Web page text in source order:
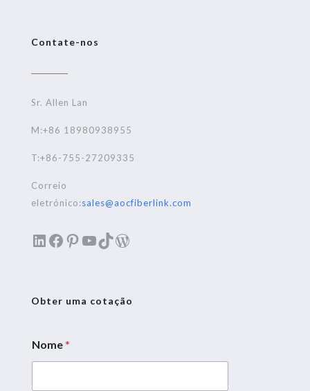
Contate-nos
Sr. Allen Lan
M:+86 18980938955
T:+86-755-27209335
Correio
eletrónico:sales@aocfiberlink.com
LinkedIn
Facebook
Pinterest
YouTube
TikTok
WordPress
Obter uma cotação
Nome*